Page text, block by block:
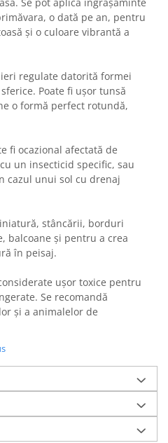
Se pot aplica îngrășăminte
o dată pe an, pentru
și o culoare vibrantă a
regulate datorită formei
Poate fi ușor tunsă
o formă perfect rotundă,
fi ocazional afectată de
un insecticid specific, sau
cazul unui sol cu drenaj
stâncării, borduri
balcoane și pentru a crea
în peisaj.
ușor toxice pentru
Se recomandă
și a animalelor de